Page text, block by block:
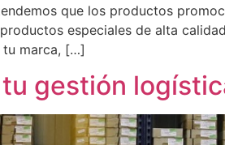
que los productos
especiales de alta
tu marca, […]
gestión